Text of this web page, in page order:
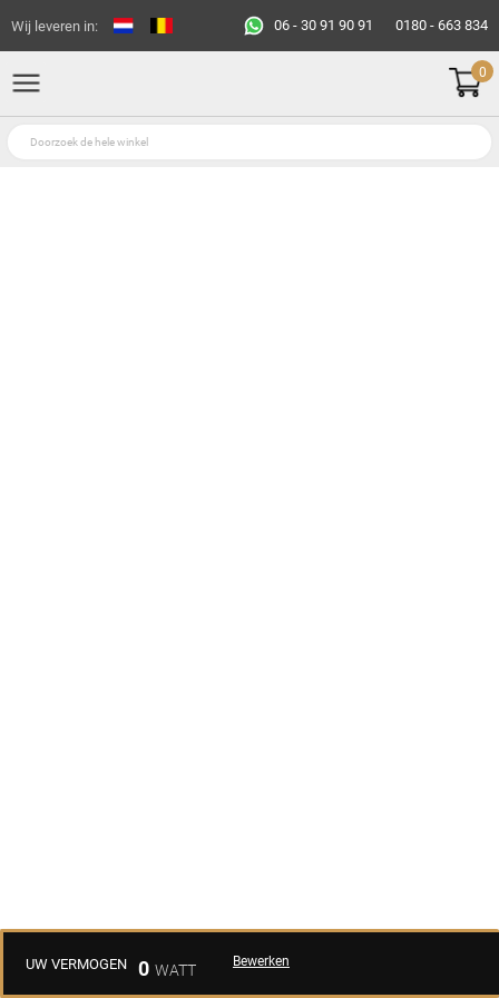
Wij leveren in: 06 - 30 91 90 91 0180 - 663 834
0
UW VERMOGEN 0 Bewerken